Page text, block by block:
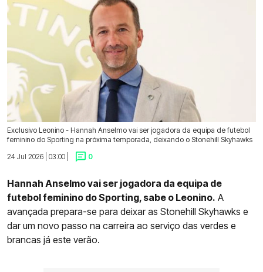
Exclusivo Leonino - Hannah Anselmo vai ser jogadora da equipa de futebol
feminino do Sporting na próxima temporada, deixando o Stonehill Skyhawks
24 Jul 2026 | 03:00 |
0
Hannah Anselmo vai ser jogadora da equipa de
futebol feminino do Sporting, sabe o Leonino. A
avançada prepara-se para deixar as Stonehill Skyhawks e
dar um novo passo na carreira ao serviço das verdes e
brancas já este verão.